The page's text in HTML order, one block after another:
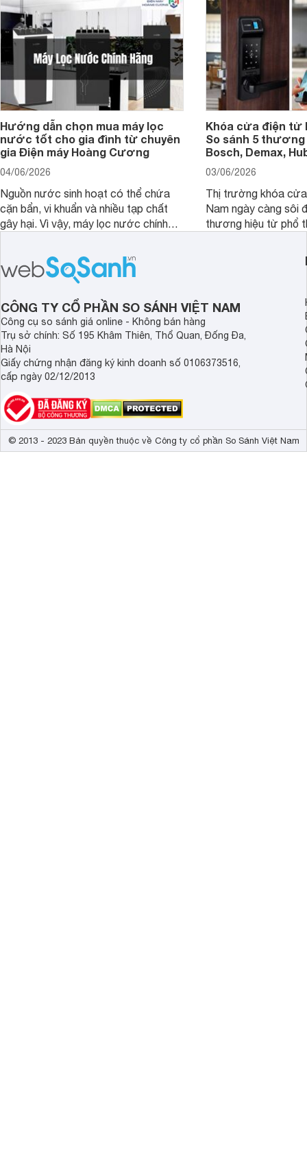
Hướng dẫn chọn mua máy lọc
nước tốt cho gia đình từ chuyên
gia Điện máy Hoàng Cương
04/06/2026
Nguồn nước sinh hoạt có thể chứa
cặn bẩn, vi khuẩn và nhiều tạp chất
gây hại. Vì vậy, máy lọc nước chính
sức khỏe và đảm bảo nguồn nước
sạch cho cả gia đình.
Khóa cửa điện tử
So sánh 5 thương
Bosch, Demax,
03/06/2026
Thị trường khóa
Nam ngày càng sôi
thương hiệu từ phổ
cửa điện tử hãng
sẽ so sánh 5
Demax, Hubert và
CÔNG TY CỔ PHẦN SO SÁNH VIỆT NAM
Công cụ so sánh giá online - Không bán hàng
Trụ sở chính: Số 195 Khâm Thiên, Thổ Quan, Đống Đa,
Hà Nội
Giấy chứng nhận đăng ký kinh doanh số 0106373516,
cấp ngày 02/12/2013
© 2013 - 2023 Bản quyền thuộc về Công ty cổ phần So Sánh Việt Nam